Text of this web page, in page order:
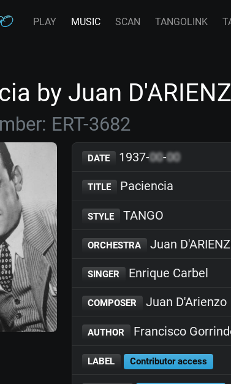
PLAY MUSIC SCAN TANGOLINK
by Juan
ERT-3682
DATE 1937-00-00
TITLE Paciencia
STYLE TANGO
ORCHESTRA Juan
SINGER Enrique Carbel
COMPOSER Juan D'Arienzo
AUTHOR Francisco
LABEL Contributor access